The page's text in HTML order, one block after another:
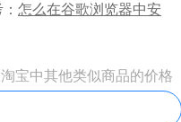
怎么在谷歌浏览器中安
宝中其他类似商品的价格